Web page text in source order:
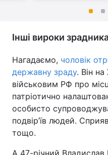
Інші вироки
Нагадаємо, чоловік
державну зраду. Він
військовим РФ про
патріотично
особисто
подвір’їв людей.
тощо.
А 47-річний Владислав